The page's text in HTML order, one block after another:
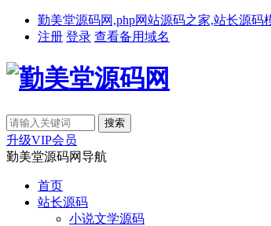
勤美堂源码网,php网站源码之家,站长源码
注册 登录 查看备用域名
升级VIP会员
勤美堂源码网导航
首页
站长源码
小说文学源码